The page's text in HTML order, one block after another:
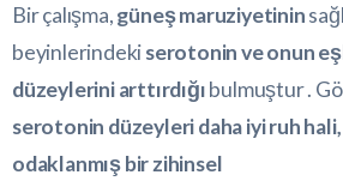
Bir çalışma,güneş maruziyetinin
beyinlerindekiserotonin ve onun
düzeylerini arttırdığıbulmuştur .
serotonin düzeyleri daha iyi ruh
odaklanmış bir zihinsel